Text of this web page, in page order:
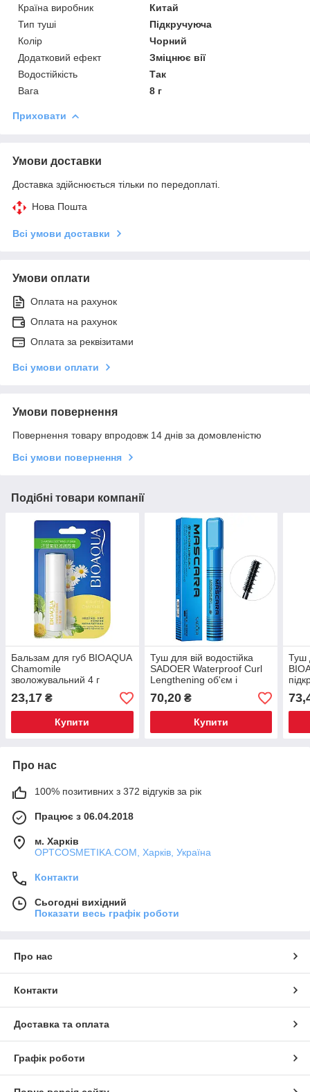
Країна виробник
Китай
Тип туші
Підкручуюча
Колір
Чорний
Додатковий ефект
Зміцнює вії
Водостійкість
Так
Вага
8 г
Приховати
Умови доставки
Доставка здійснюється тільки по передоплаті.
Нова Пошта
Всі умови доставки
Умови оплати
Оплата на рахунок
Оплата на рахунок
Оплата за реквізитами
Всі умови оплати
Умови повернення
Повернення товару впродовж 14 днів за домовленістю
Всі умови повернення
Подібні товари компанії
Бальзам для губ BIOAQUA
Chamomile
зволожувальний 4 г
23,17 ₴
Купити
Туш для вій водостійка
SADOER Waterproof Curl
Lengthening об'єм і
подовження 8 г
70,20₴
Купити
Туш
Про нас
100% позитивних з 372 відгуків за рік
Працює з 06.04.2018
м. Харків
OPTCOSMETIKA.COM, Харків, Україна
Контакти
Сьогодні вихідний
Показати весь графік роботи
Про нас
Контакти
Доставка та оплата
Графік роботи